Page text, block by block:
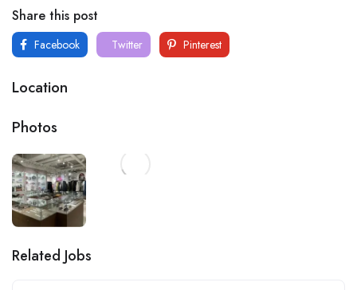
Share this post
Facebook Twitter Pinterest
Location
Photos
Related Jobs